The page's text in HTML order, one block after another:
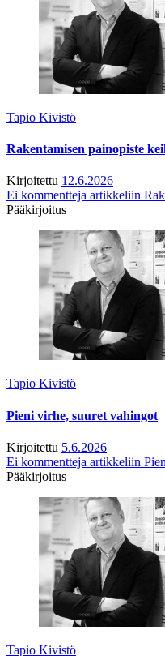
Tapio Kivistö
Rakentamisen painopiste
Kirjoitettu 12.6.2026
Ei kommentteja artikkeliin
Pääkirjoitus
Tapio Kivistö
Pieni virhe, suuret vahingot
Kirjoitettu 5.6.2026
Ei kommentteja artikkeliin
Pääkirjoitus
Tapio Kivistö